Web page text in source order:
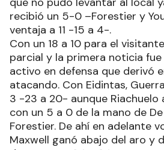
recibió un 5-0 –Forestier y
ventaja a 11 -15 a 4-.
Con un 18 a 10 para el
parcial y la primera noticia fue
activo en defensa que derivó
atacando. Con Eidintas,
3 -23 a 20- aunque
con un 5 a 0 de la mano de
Forestier. De ahí en adelante
Maxwell ganó abajo del aro y